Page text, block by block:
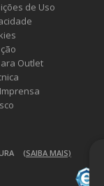
de Uso
Outlet
(SAIBA MAIS)